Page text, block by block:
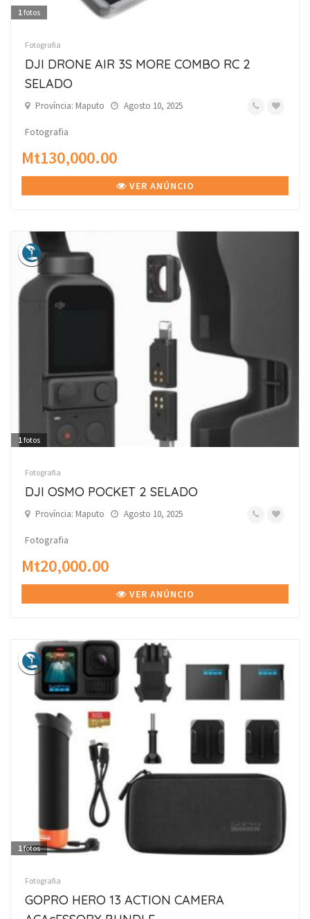
1fotos
Fotografia
DJI DRONE AIR 3S MORE COMBO RC 2
SELADO
Província: Maputo Agosto 10, 2025
Fotografia
Mt130,000.00
VER ANÚNCIO
1fotos
Fotografia
DJI OSMO POCKET 2 SELADO
Província: Maputo Agosto 10, 2025
Fotografia
Mt20,000.00
VER ANÚNCIO
1fotos
Fotografia
GOPRO HERO 13 ACTION CAMERA